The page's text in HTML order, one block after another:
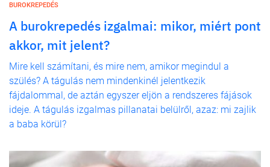
BUROKREPEDÉS
A burokrepedés izgalmai: mikor, miért pont
akkor, mit jelent?
Mire kell számítani, és mire nem, amikor megindul a
szülés? A tágulás nem mindenkinél jelentkezik
fájdalommal, de aztán egyszer eljön a rendszeres fájások
ideje. A tágulás izgalmas pillanatai belülről, azaz: mi zajlik
a baba körül?